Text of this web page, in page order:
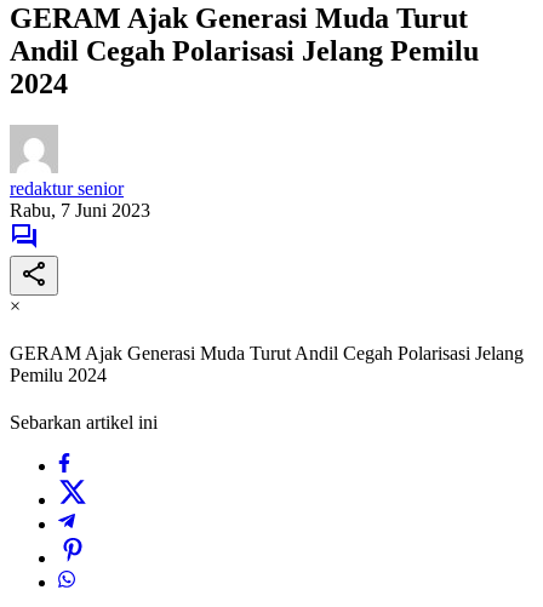
GERAM Ajak Generasi Muda Turut
Andil Cegah Polarisasi Jelang Pemilu
2024
redaktur senior
Rabu, 7 Juni 2023
×
GERAM Ajak Generasi Muda Turut Andil Cegah Polarisasi Jelang
Pemilu 2024
Sebarkan artikel ini